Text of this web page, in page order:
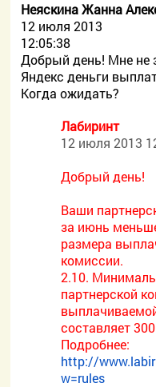
Неяскина Жанна
12 июля 2013
12:05:38
Добрый день! Мне не
Яндекс деньги
Когда ожидать?
Лабиринт
12 июля 2013
Добрый день!
Ваши
за июнь
размера
комиссии.
2.10.
партнерской
составляет
Подробнее:
http://
w=rules